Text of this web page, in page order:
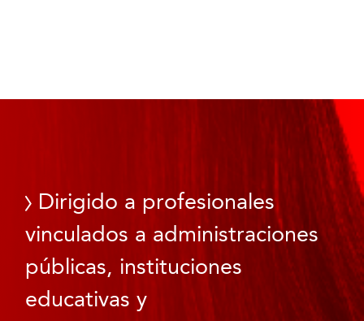
Dirigido a profesionales
vinculados a administraciones
públicas, instituciones
educativas y